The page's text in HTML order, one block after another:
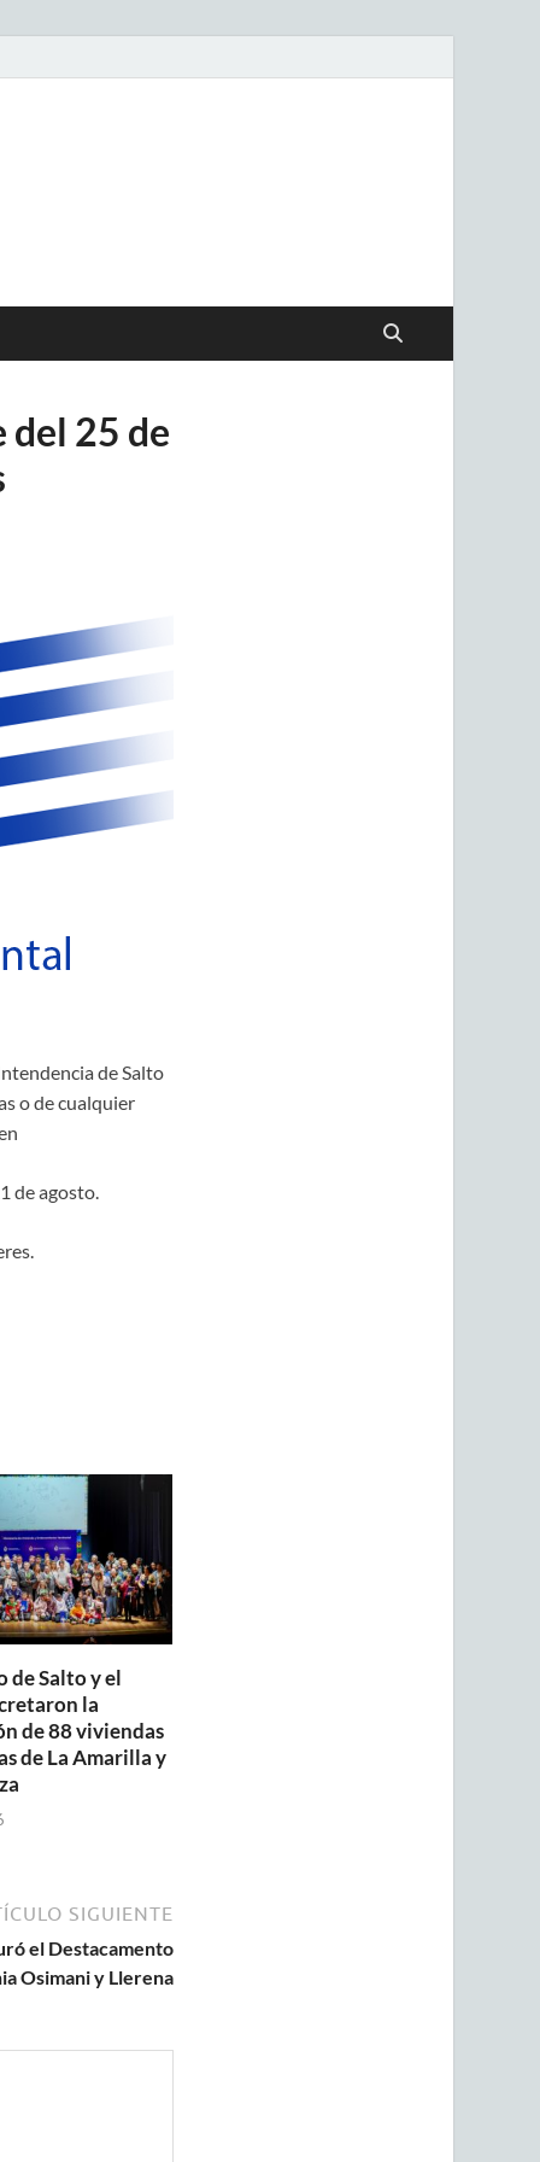
del 25 de
de Salto
o de cualquier
de agosto.
de Salto y el
la
de 88 viviendas
de La Amarilla y
SIGUIENTE
el Destacamento
Osimani y Llerena